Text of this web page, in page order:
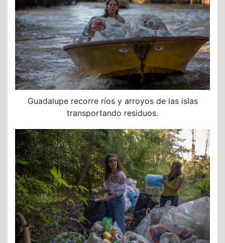
Guadalupe recorre ríos y arroyos de las islas
transportando residuos.